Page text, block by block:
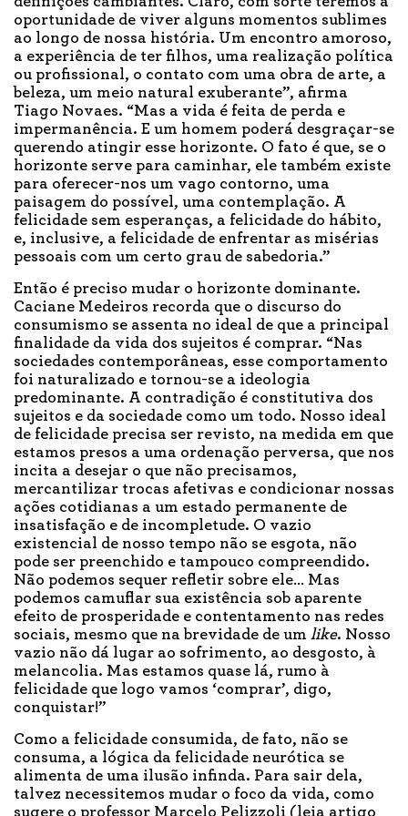
oportunidade de viver alguns momentos sublimes
ao longo de nossa história. Um encontro amoroso,
a experiência de ter filhos, uma realização política
ou profissional, o contato com uma obra de arte, a
beleza, um meio natural exuberante”, afirma
Tiago Novaes. “Mas a vida é feita de perda e
impermanência. E um homem poderá desgraçar-se
querendo atingir esse horizonte. O fato é que, se o
horizonte serve para caminhar, ele também existe
para oferecer-nos um vago contorno, uma
paisagem do possível, uma contemplação. A
felicidade sem esperanças, a felicidade do hábito,
e, inclusive, a felicidade de enfrentar as misérias
pessoais com um certo grau de sabedoria.”
Então é preciso mudar o horizonte dominante.
Caciane Medeiros recorda que o discurso do
consumismo se assenta no ideal de que a principal
finalidade da vida dos sujeitos é comprar. “Nas
sociedades contemporâneas, esse comportamento
foi naturalizado e tornou-se a ideologia
predominante. A contradição é constitutiva dos
sujeitos e da sociedade como um todo. Nosso ideal
de felicidade precisa ser revisto, na medida em que
estamos presos a uma ordenação perversa, que nos
incita a desejar o que não precisamos,
mercantilizar trocas afetivas e condicionar nossas
ações cotidianas a um estado permanente de
insatisfação e de incompletude. O vazio
existencial de nosso tempo não se esgota, não
pode ser preenchido e tampouco compreendido.
Não podemos sequer refletir sobre ele… Mas
podemos camuflar sua existência sob aparente
efeito de prosperidade e contentamento nas redes
sociais, mesmo que na brevidade de um like. Nosso
vazio não dá lugar ao sofrimento, ao desgosto, à
melancolia. Mas estamos quase lá, rumo à
felicidade que logo vamos ‘comprar’, digo,
conquistar!”
Como a felicidade consumida, de fato, não se
consuma, a lógica da felicidade neurótica se
alimenta de uma ilusão infinda. Para sair dela,
talvez necessitemos mudar o foco da vida, como
sugere o professor Marcelo Pelizzoli (leia artigo